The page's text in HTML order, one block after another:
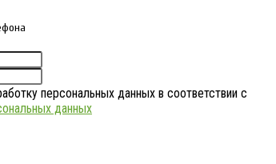
персональных данных в соответствии с
данных